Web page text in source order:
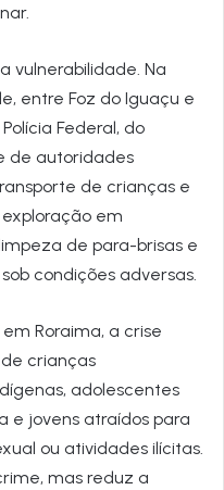
vulnerabilidade. Na
entre Foz do Iguaçu e
Federal, do
de autoridades
de crianças e
em
de para-brisas e
condições adversas.
Roraima, a crise
crianças
adolescentes
e jovens atraídos para
ou atividades ilícitas.
mas reduz a